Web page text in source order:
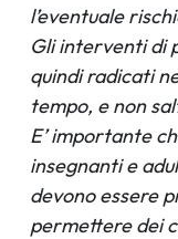
l’eventuale
Gli interventi di
quindi radicati
tempo, e non
E’ importante
insegnanti e
devono essere
permettere dei